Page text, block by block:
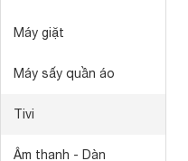
Máy giặt
Máy sấy quần áo
Tivi
Âm thanh - Dàn